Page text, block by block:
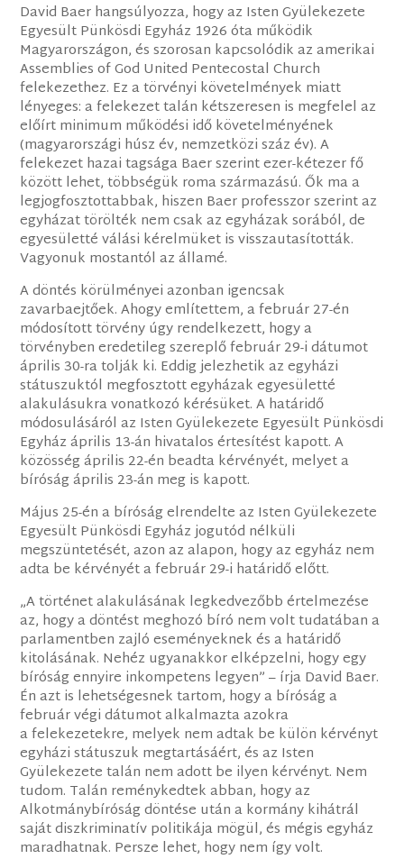
David Baer hangsúlyozza, hogy az Isten Gyülekezete
Egyesült Pünkösdi Egyház 1926 óta működik
Magyarországon, és szorosan kapcsolódik az amerikai
Assemblies of God United Pentecostal Church
felekezethez. Ez a törvényi követelmények miatt
lényeges: a felekezet talán kétszeresen is megfelel az
előírt minimum működési idő követelményének
(magyarországi húsz év, nemzetközi száz év). A
felekezet hazai tagsága Baer szerint ezer-kétezer fő
között lehet, többségük roma származású. Ők ma a
legjogfosztottabbak, hiszen Baer professzor szerint az
egyházat törölték nem csak az egyházak sorából, de
egyesületté válási kérelmüket is visszautasították.
Vagyonuk mostantól az államé.
A döntés körülményei azonban igencsak
zavarbaejtőek. Ahogy említettem, a február 27-én
módosított törvény úgy rendelkezett, hogy a
törvényben eredetileg szereplő február 29-i dátumot
április 30-ra tolják ki. Eddig jelezhetik az egyházi
státuszuktól megfosztott egyházak egyesületté
alakulásukra vonatkozó kérésüket. A határidő
módosulásáról az Isten Gyülekezete Egyesült Pünkösdi
Egyház április 13-án hivatalos értesítést kapott. A
közösség április 22-én beadta kérvényét, melyet a
bíróság április 23-án meg is kapott.
Május 25-én a bíróság elrendelte az Isten Gyülekezete
Egyesült Pünkösdi Egyház jogutód nélküli
megszüntetését, azon az alapon, hogy az egyház nem
adta be kérvényét a február 29-i határidő előtt.
„A történet alakulásának legkedvezőbb értelmezése
az, hogy a döntést meghozó bíró nem volt tudatában a
parlamentben zajló eseményeknek és a határidő
kitolásának. Nehéz ugyanakkor elképzelni, hogy egy
bíróság ennyire inkompetens legyen” – írja David Baer.
Én azt is lehetségesnek tartom, hogy a bíróság a
február végi dátumot alkalmazta azokra
a felekezetekre, melyek nem adtak be külön kérvényt
egyházi státuszuk megtartásáért, és az Isten
Gyülekezete talán nem adott be ilyen kérvényt. Nem
tudom. Talán reménykedtek abban, hogy az
Alkotmánybíróság döntése után a kormány kihátrál
saját diszkriminatív politikája mögül, és mégis egyház
maradhatnak. Persze lehet, hogy nem így volt.